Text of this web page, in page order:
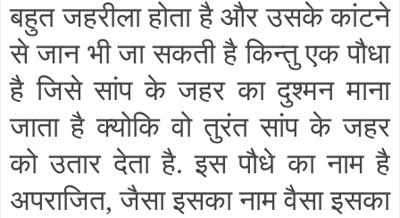
बहुत जहरीला होता है और उसके कांटने
से जान भी जा सकती है किन्तु एक पौधा
है जिसे सांप के जहर का दुश्मन माना
जाता है क्योकि वो तुरंत सांप के जहर
को उतार देता है. इस पौधे का नाम है
अपराजित,जैसा इसका नाम वैसा इसका